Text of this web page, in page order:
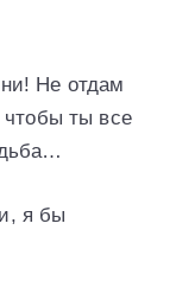
Не отдам
чтобы ты все
я бы